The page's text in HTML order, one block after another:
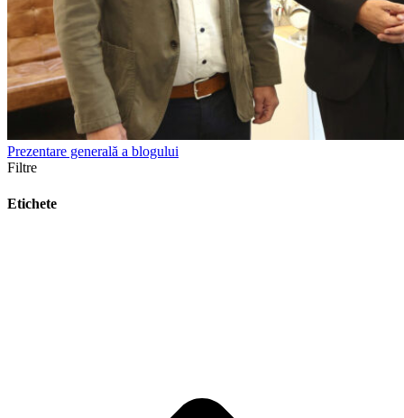
Prezentare generală a blogului
Filtre
Etichete